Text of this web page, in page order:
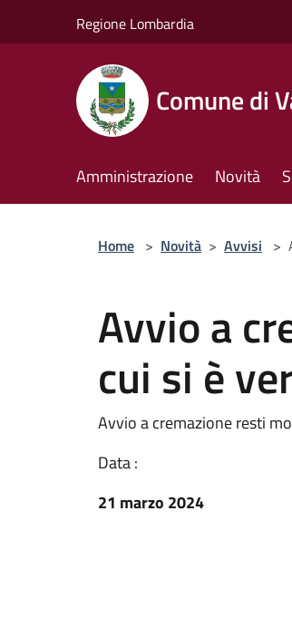
Regione Lombardia
Comune di
Amministrazione Novità
Home > Novità > Avvisi >
Avvio a
cui si è
Avvio a cremazione resti
Data :
21 marzo 2024